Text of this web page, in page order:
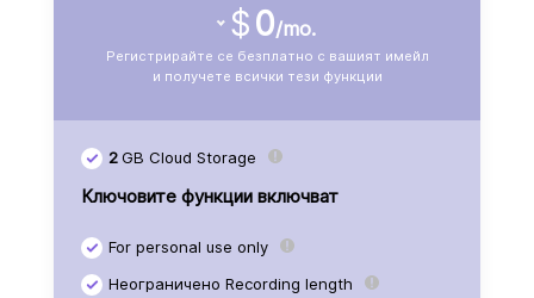
$0/mo.
Регистрирайте се безплатно с вашият имейл
и получете всички тези функции
2GB Cloud Storage
Ключовите функции включват
For personal use only
Неограничено Recording length